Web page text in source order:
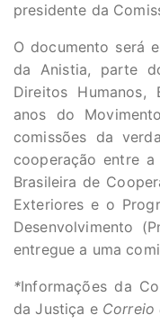
presidente da
O documento será
da Anistia, parte
Direitos
anos do
comissões da
cooperação entre
Brasileira de
Exteriores e o
Desenvolvimento
entregue a uma
*Informações da
da Justiça eCorreio